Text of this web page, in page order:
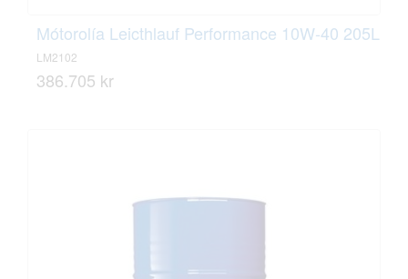
Mótorolía Leicthlauf Performance 10W-40 205L
LM2102
386.705 kr